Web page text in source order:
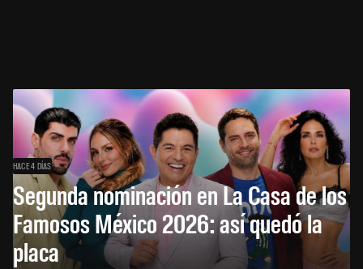
HACE 4 DÍAS
Segunda nominación en La Casa de los
Famosos México 2026: así quedó la
placa